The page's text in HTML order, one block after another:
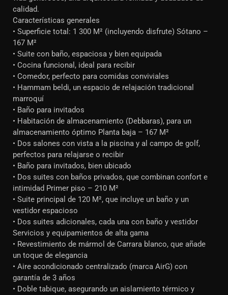
calidad.
Características generales
• Superficie total: 1 300 M² (incluyendo disfrute) Sótano –
167 M²
• Suite con baño, espaciosa y bien equipada
• Cocina funcional, ideal para recibir
• Comedor, perfecto para comidas conviviales
• Hammam beldi, un espacio de relajación tradicional
marroquí
• Baño para invitados
• Habitación de almacenamiento (Debbaras), para un
almacenamiento óptimo Planta baja – 167 M²
• Dos salones con vista a la piscina y al campo de golf,
perfectos para relajarse o recibir
• Baño para invitados, bien ubicado
• Dos suites con baños privados, que combinan confort e
intimidad Primer piso – 210 M²
• Suite principal de 120 M², que incluye un baño y un
vestidor espacioso
• Dos suites adicionales, cada una con baño y vestidor
Servicios y equipamientos de alta gama
• Revestimiento de mármol de Carrara blanco, que añade
un toque de elegancia
• Aire acondicionado centralizado (marca AirG) con
garantía de 3 años
• Doble tabique, asegurando un aislamiento térmico y